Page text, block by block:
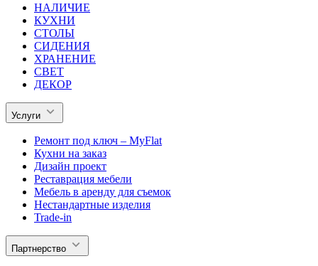
НАЛИЧИЕ
КУХНИ
СТОЛЫ
СИДЕНИЯ
ХРАНЕНИЕ
СВЕТ
ДЕКОР
Услуги
Ремонт под ключ – MyFlat
Кухни на заказ
Дизайн проект
Реставрация мебели
Мебель в аренду для съемок
Нестандартные изделия
Trade-in
Партнерство